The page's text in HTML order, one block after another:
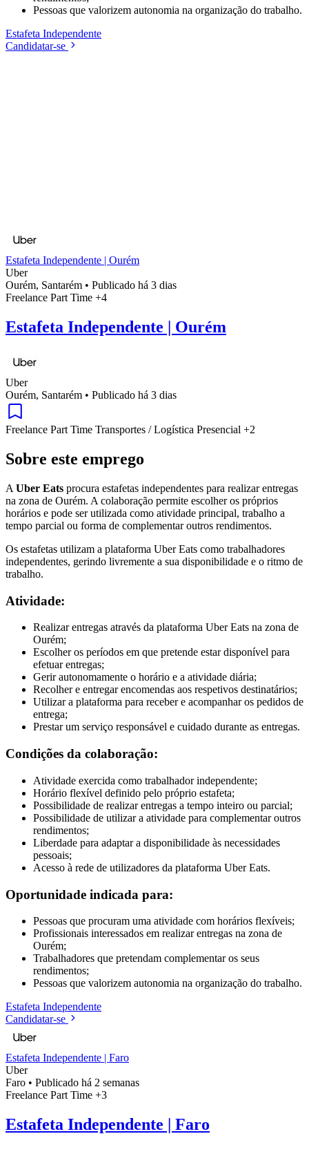
Pessoas que valorizem autonomia na organização do trabalho.
Estafeta Independente
Candidatar-se
Estafeta Independente | Ourém
Uber
Ourém, Santarém • Publicado há 3 dias
Freelance Part Time +4
Estafeta Independente | Ourém
Uber
Ourém, Santarém • Publicado há 3 dias
Freelance Part Time Transportes / Logística Presencial +2
Sobre este emprego
A Uber Eats procura estafetas independentes para realizar entregas
na zona de Ourém. A colaboração permite escolher os próprios
horários e pode ser utilizada como atividade principal, trabalho a
tempo parcial ou forma de complementar outros rendimentos.
Os estafetas utilizam a plataforma Uber Eats como trabalhadores
independentes, gerindo livremente a sua disponibilidade e o ritmo de
trabalho.
Atividade:
Realizar entregas através da plataforma Uber Eats na zona de
Ourém;
Escolher os períodos em que pretende estar disponível para
efetuar entregas;
Gerir autonomamente o horário e a atividade diária;
Recolher e entregar encomendas aos respetivos destinatários;
Utilizar a plataforma para receber e acompanhar os pedidos de
entrega;
Prestar um serviço responsável e cuidado durante as entregas.
Condições da colaboração:
Atividade exercida como trabalhador independente;
Horário flexível definido pelo próprio estafeta;
Possibilidade de realizar entregas a tempo inteiro ou parcial;
Possibilidade de utilizar a atividade para complementar outros
rendimentos;
Liberdade para adaptar a disponibilidade às necessidades
pessoais;
Acesso à rede de utilizadores da plataforma Uber Eats.
Oportunidade indicada para:
Pessoas que procuram uma atividade com horários flexíveis;
Profissionais interessados em realizar entregas na zona de
Ourém;
Trabalhadores que pretendam complementar os seus
rendimentos;
Pessoas que valorizem autonomia na organização do trabalho.
Estafeta Independente
Candidatar-se
Estafeta Independente | Faro
Uber
Faro • Publicado há 2 semanas
Freelance Part Time +3
Estafeta Independente | Faro